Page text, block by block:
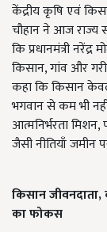
केंद्रीय कृषि एवं
चौहान ने आज राज्य
कि प्रधानमंत्री
किसान, गांव और
कहा कि किसान केवल
भगवान से कम भी
आत्मनिर्भरता
जैसी नीतियाँ जमीन
किसान जीवनदाता,
का फोकस